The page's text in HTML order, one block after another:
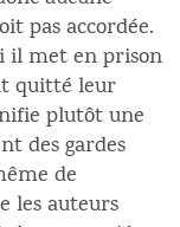
pas accordée.
il met en prison
quitté leur
plutôt une
des gardes
de
les auteurs